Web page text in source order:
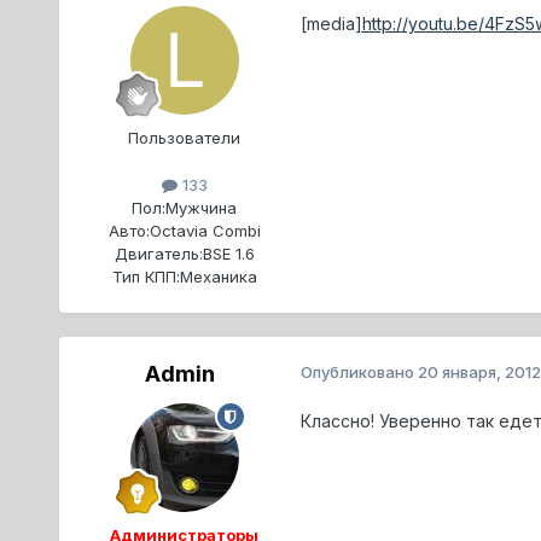
Пользователи
133
Пол:Мужчина
Авто:Octavia Combi
Двигатель:BSE 1.6
Тип КПП:Механика
[media]http://youtu.be/
Admin
Администраторы
Опубликовано 20 января, 2012
Классно! Уверенно так